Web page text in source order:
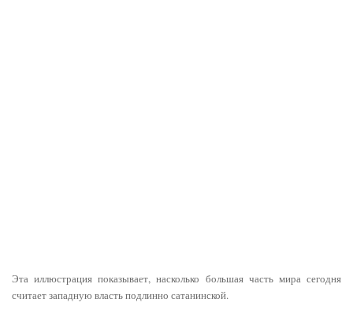
Эта иллюстрация показывает, насколько большая часть мира сегодня
считает западную власть подлинно сатанинской.